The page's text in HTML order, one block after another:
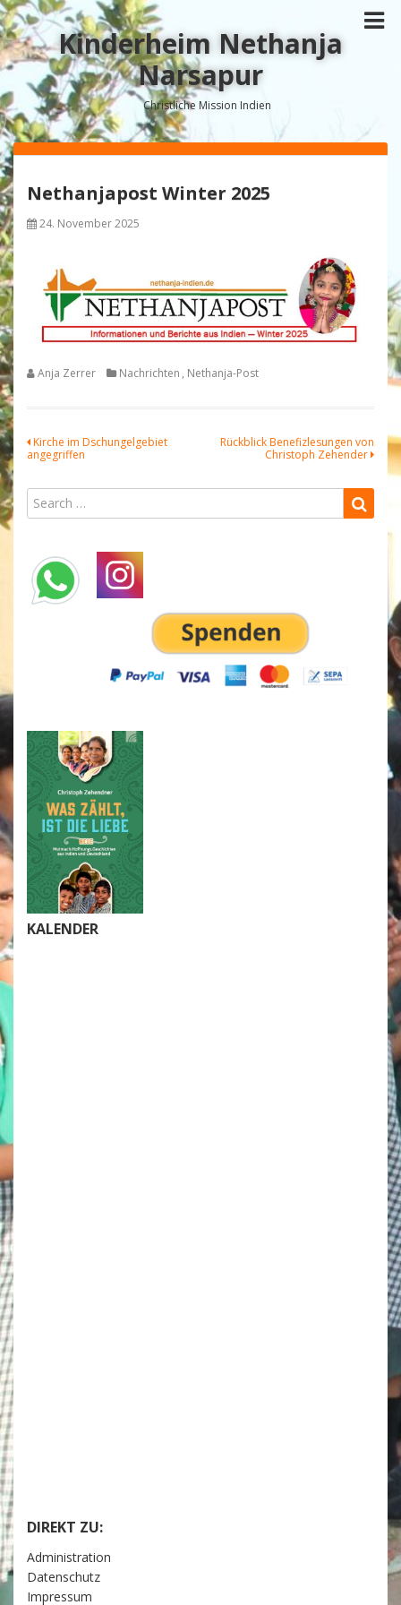
Kinderheim Nethanja
Narsapur
Christliche Mission Indien
Nethanjapost Winter 2025
24. November 2025
Anja Zerrer Nachrichten , Nethanja-Post
Beitragsnavigation
Kirche im Dschungelgebiet
angegriffen
Rückblick Benefizlesungen von
Christoph Zehender
KALENDER
DIREKT ZU:
Administration
Datenschutz
Impressum